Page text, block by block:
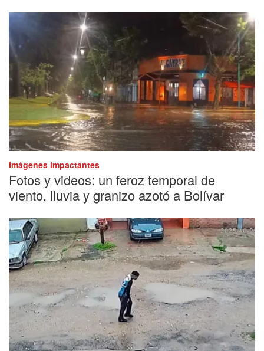
Imágenes impactantes
Fotos y videos: un feroz temporal de
viento, lluvia y granizo azotó a Bolívar